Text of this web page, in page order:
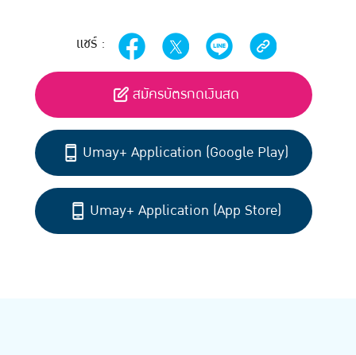
แชร์ :
สมัครบัตรกดเงินสด
Umay+ Application (Google Play)
Umay+ Application (App Store)